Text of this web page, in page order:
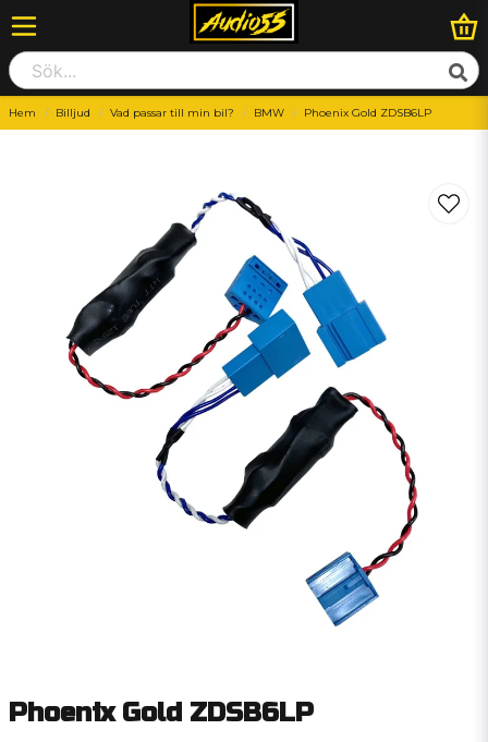
Hem Billjud Vad passar till min bil? BMW Phoenix Gold ZDSB6LP
Phoenix Gold ZDSB6LP